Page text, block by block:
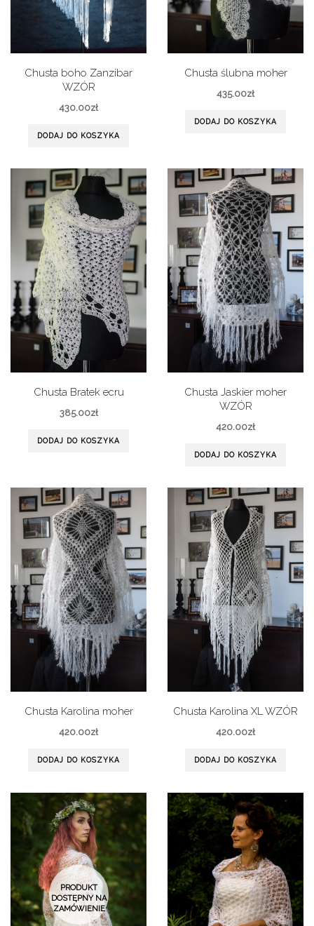
Chusta boho Zanzibar
WZÓR
430.00zł
DODAJ DO KOSZYKA
Chusta ślubna moher
435.00zł
DODAJ DO KOSZYKA
Chusta Bratek ecru
385.00zł
DODAJ DO KOSZYKA
Chusta Jaskier moher
WZÓR
420.00zł
DODAJ DO KOSZYKA
Chusta Karolina moher
420.00zł
DODAJ DO KOSZYKA
Chusta Karolina XL WZÓR
420.00zł
DODAJ DO KOSZYKA
PRODUKT
DOSTĘPNY NA
ZAMÓWIENIE